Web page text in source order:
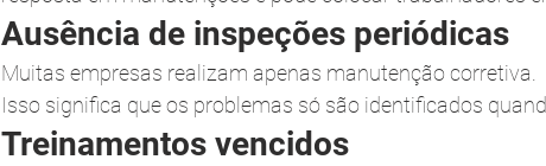
Ausência de inspeções periódicas
Muitas empresas realizam apenas manutenção corretiva.
Isso significa que os problemas só são identificados
Treinamentos vencidos